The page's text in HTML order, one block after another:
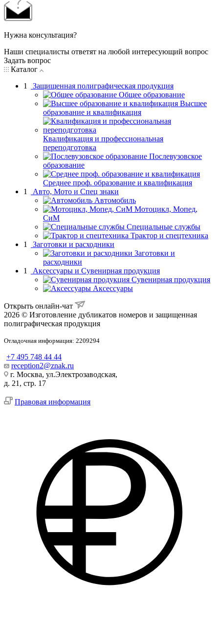
Нужна консультация?
Наши специалисты ответят на любой интересующий вопрос
Задать вопрос
Каталог
1
Защищенная полиграфическая продукция
Общее образование
Высшее
образование и квалификация
Квалификация и профессиональная
переподготовка
Послевузовское
образование
Среднее проф. образование и квалификация
1
Авто, Мото и Спец знаки
Автомобиль
Мотоцикл, Мопед,
СиМ
Специальные службы
Трактор и спецтехника
1
Заготовки и расходники
Заготовки и
расходники
1
Аксессуары и Сувенирная продукция
Сувенирная продукция
Аксессуары
Открыть онлайн-чат
2026 © Изготовление дубликатов номеров и защищенная
полиграфическая продукция
Отладочная информация: 2209294
+7 495 748 44 44
reception2@znak.ru
г. Москва, ул.Электрозаводская,
д. 21, стр. 17
Правовая информация